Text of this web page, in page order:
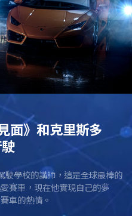
面》和克里斯多
駛學校的講師，這是全球最棒的
賽車，現在他實現自己的夢
車的熱情。